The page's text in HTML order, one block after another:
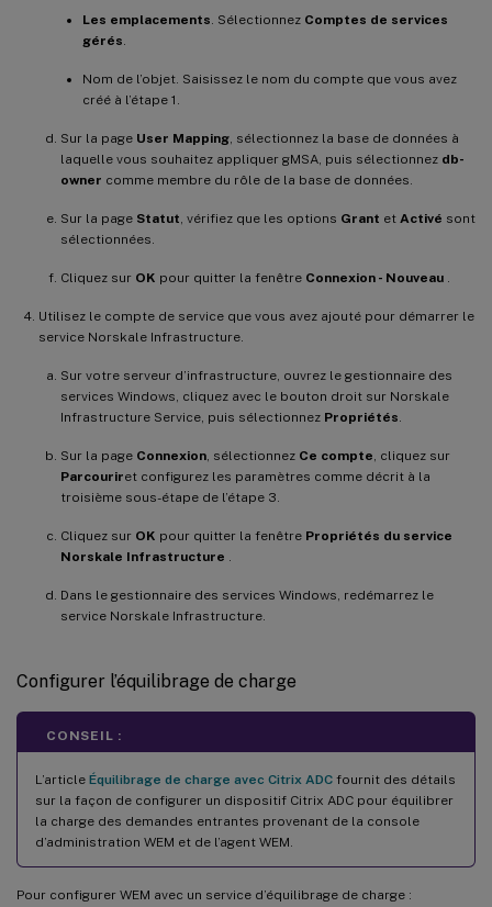
Les emplacements . Sélectionnez Comptes de services
gérés
Nom de l’objet. Saisissez le nom du compte que vous avez
créé à l’étape 1.
Sur la page User Mapping , sélectionnez la base de données à
laquelle vous souhaitez appliquer gMSA, puis sélectionnez db-
owner comme membre du rôle de la base de données.
Sur la page Statut , vérifiez que les options Grant et Activé sont
sélectionnées.
Cliquez sur OK pour quitter la fenêtre Connexion - Nouveau
Utilisez le compte de service que vous avez ajouté pour démarrer le
service Norskale Infrastructure.
Sur votre serveur d’infrastructure, ouvrez le gestionnaire des
services Windows, cliquez avec le bouton droit sur Norskale
Infrastructure Service, puis sélectionnez Propriétés
Sur la page Connexion , sélectionnez Ce compte , cliquez sur
Parcouriret configurez les paramètres comme décrit à la
troisième sous-étape de l’étape 3.
Cliquez sur OK pour quitter la fenêtre Propriétés du service
Norskale Infrastructure
Dans le gestionnaire des services Windows, redémarrez le
service Norskale Infrastructure.
Configurer l’équilibrage de charge
CONSEIL :
L’article Équilibrage de charge avec Citrix ADC fournit des détails
sur la façon de configurer un dispositif Citrix ADC pour équilibrer
la charge des demandes entrantes provenant de la console
d’administration WEM et de l’agent WEM.
Pour configurer WEM avec un service d’équilibrage de charge :